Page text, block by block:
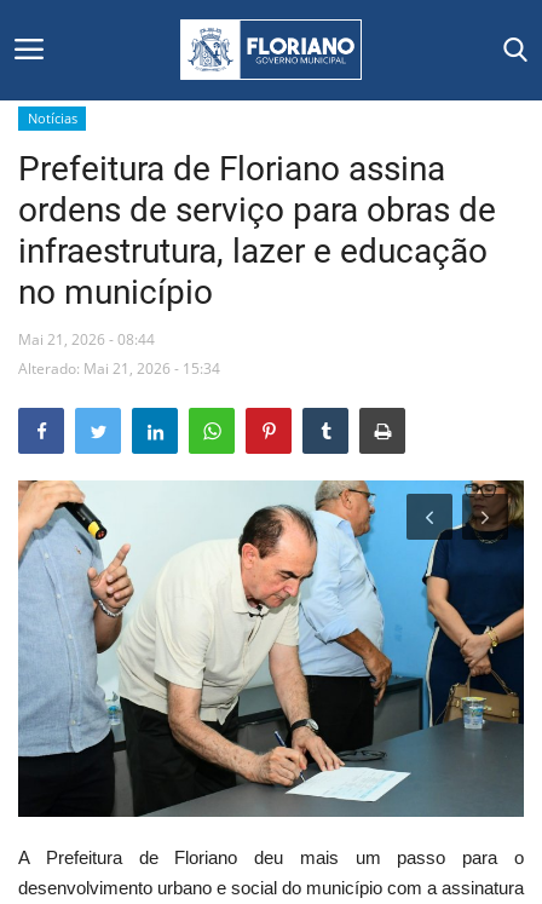
Início
Editais
Floriano
Secretarias e Órgãos
Mural de Licitações
Vídeos
Webmail
Contato
Notícias
Prefeitura de Floriano assina
ordens de serviço para obras de
infraestrutura, lazer e educação
no município
Mai 21, 2026 - 08:44
Alterado: Mai 21, 2026 - 15:34
A Prefeitura de Floriano deu mais um passo para o
desenvolvimento urbano e social do município com a assinatura